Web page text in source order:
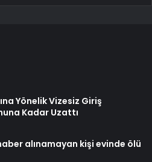
Yönelik Vizesiz Giriş
Kadar Uzattı
alınamayan kişi evinde ölü